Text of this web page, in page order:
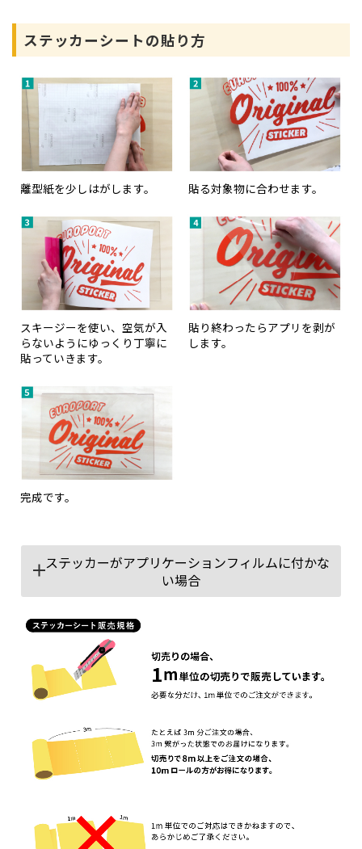
ステッカーシートの貼り方
離型紙を少しはがします。 貼る対象物に合わせます。
スキージーを使い、空気が入
らないようにゆっくり丁寧に
貼っていきます。
貼り終わったらアプリを剥が
します。
完成です。
ステッカーがアプリケーションフィルムに付かな
い場合